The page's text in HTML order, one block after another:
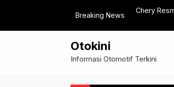
Breaking News
Chery
Otokini
Informasi Otomotif Terkini